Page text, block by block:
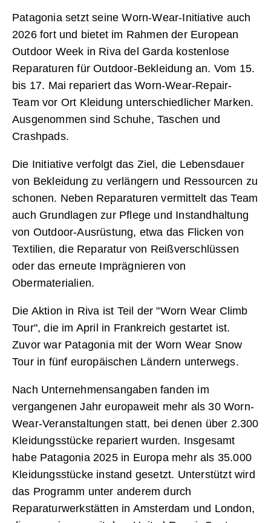
Patagonia setzt seine Worn-Wear-Initiative auch
2026 fort und bietet im Rahmen der European
Outdoor Week in Riva del Garda kostenlose
Reparaturen für Outdoor-Bekleidung an. Vom 15.
bis 17. Mai repariert das Worn-Wear-Repair-
Team vor Ort Kleidung unterschiedlicher Marken.
Ausgenommen sind Schuhe, Taschen und
Crashpads.
Die Initiative verfolgt das Ziel, die Lebensdauer
von Bekleidung zu verlängern und Ressourcen zu
schonen. Neben Reparaturen vermittelt das Team
auch Grundlagen zur Pflege und Instandhaltung
von Outdoor-Ausrüstung, etwa das Flicken von
Textilien, die Reparatur von Reißverschlüssen
oder das erneute Imprägnieren von
Obermaterialien.
Die Aktion in Riva ist Teil der "Worn Wear Climb
Tour", die im April in Frankreich gestartet ist.
Zuvor war Patagonia mit der Worn Wear Snow
Tour in fünf europäischen Ländern unterwegs.
Nach Unternehmensangaben fanden im
vergangenen Jahr europaweit mehr als 30 Worn-
Wear-Veranstaltungen statt, bei denen über 2.300
Kleidungsstücke repariert wurden. Insgesamt
habe Patagonia 2025 in Europa mehr als 35.000
Kleidungsstücke instand gesetzt. Unterstützt wird
das Programm unter anderem durch
Reparaturwerkstätten in Amsterdam und London,